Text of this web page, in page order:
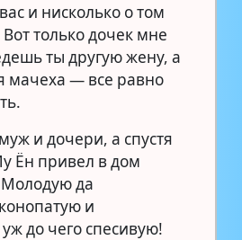
и нисколько о том
только дочек мне
ты другую жену, а
мачеха — все равно
и дочери, а спустя
Ён привел в дом
да
и
до чего спесивую!